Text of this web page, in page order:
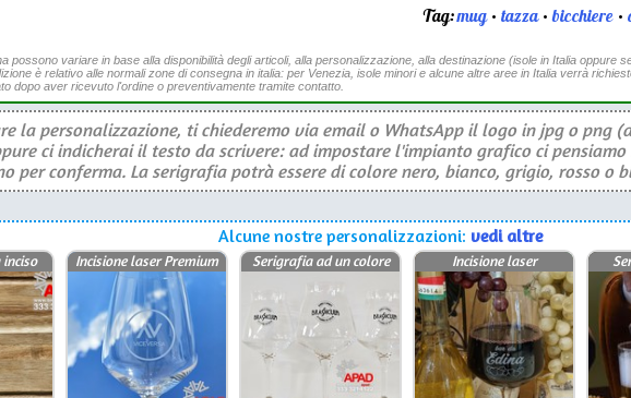
Tag:mug• tazza•bicchiere•
possono variare in base alla disponibilità degli articoli, alla personalizzazione, alla destinazione (isole in Italia oppure
è relativo alle normali zone di consegna in italia: per Venezia, isole minori e alcune altre aree in Italia verrà
dopo aver ricevuto l'ordine o preventivamente tramite contatto.
la personalizzazione, ti chiederemo via email o WhatsApp il logo in jpg o png
ci indicherai il testo da scrivere: ad impostare l'impianto grafico ci
per conferma. La serigrafia potrà essere di colore nero, bianco, grigio, rosso o
Alcune nostre personalizzazioni: vedi altre
inciso Incisione laser Premium Serigrafia ad un colore Incisione laser